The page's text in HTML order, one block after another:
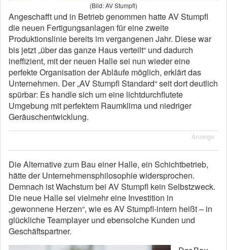
(Bild: AV Stumpfl)
Angeschafft und in Betrieb genommen hatte AV Stumpfl
die neuen Fertigungsanlagen für eine zweite
Produktionslinie bereits im vergangenen Jahr. Diese war
bis jetzt „über das ganze Haus verteilt“ und dadurch
ineffizient, mit der neuen Halle sei nun wieder eine
perfekte Organisation der Abläufe möglich, erklärt das
Unternehmen. Der „AV Stumpfl Standard“ seit dort deutlich
spürbar: Es handle sich um eine lichtdurchflutete
Umgebung mit perfektem Raumklima und niedriger
Geräuschentwicklung.
Anzeige
Die Alternative zum Bau einer Halle, ein Schichtbetrieb,
hätte der Unternehmensphilosophie widersprochen.
Demnach ist Wachstum bei AV Stumpfl kein Selbstzweck.
Die neue Halle sei vielmehr eine Investition in
„gewonnene Herzen“, wie es AV Stumpfl-intern heißt – in
glückliche Teamplayer und ebensolche Kunden und
Geschäftspartner.